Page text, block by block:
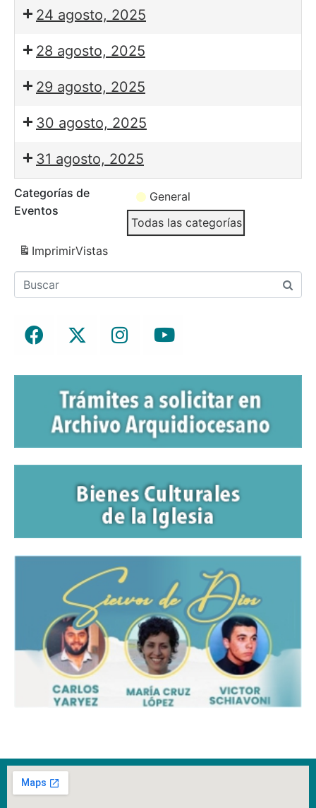
24 agosto, 2025
28 agosto, 2025
29 agosto, 2025
30 agosto, 2025
31 agosto, 2025
Categorías de
Eventos
General
Todas las categorías
ImprimirVistas